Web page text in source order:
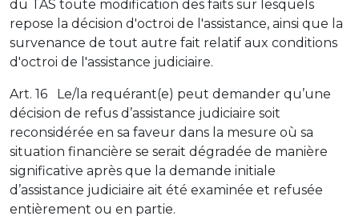
du TAS toute modification des faits sur lesquels
repose la décision d'octroi de l'assistance, ainsi que la
survenance de tout autre fait relatif aux conditions
d'octroi de l'assistance judiciaire.
Art. 16 Le/la requérant(e) peut demander qu’une
décision de refus d’assistance judiciaire soit
reconsidérée en sa faveur dans la mesure où sa
situation financière se serait dégradée de manière
significative après que la demande initiale
d’assistance judiciaire ait été examinée et refusée
entièrement ou en partie.